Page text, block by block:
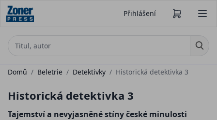
Přihlášení
Domů / Beletrie / Detektivky / Historická detektivka 3
Historická detektivka 3
Tajemství a nevyjasněné stíny české minulosti